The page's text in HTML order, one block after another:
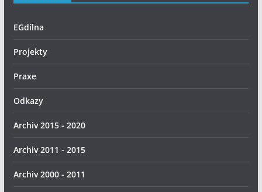
EGdílna
Projekty
Praxe
Odkazy
Archiv 2015 - 2020
Archiv 2011 - 2015
Archiv 2000 - 2011